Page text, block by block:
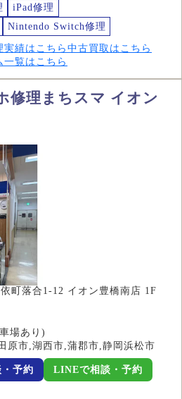
iPad修理
Nintendo Switch修理
実績はこちら 中古買取はこちら
一覧はこちら
修理まちスマ イオン
町落合1-12 イオン豊橋南店 1F
場あり)
原市,湖西市,蒲郡市,静岡浜松市
予約 LINEで相談・予約